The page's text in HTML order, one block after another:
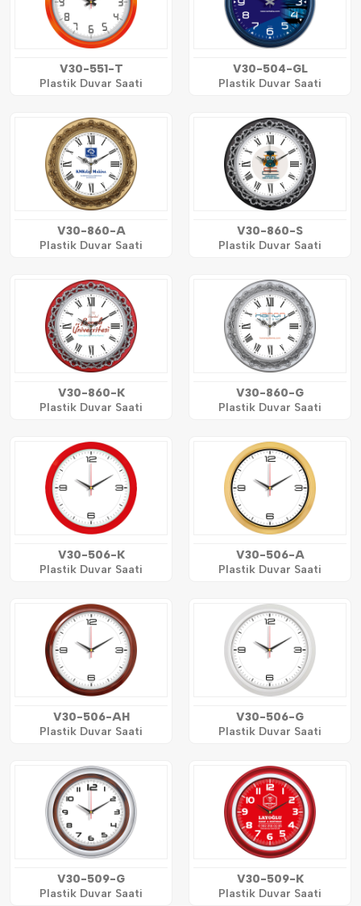
V30-551-T
Plastik Duvar Saati
V30-504-GL
Plastik Duvar Saati
V30-860-A
Plastik Duvar Saati
V30-860-S
Plastik Duvar Saati
V30-860-K
Plastik Duvar Saati
V30-860-G
Plastik Duvar Saati
V30-506-K
Plastik Duvar Saati
V30-506-A
Plastik Duvar Saati
V30-506-AH
Plastik Duvar Saati
V30-506-G
Plastik Duvar Saati
V30-509-G
Plastik Duvar Saati
V30-509-K
Plastik Duvar Saati